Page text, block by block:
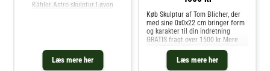
Læs mere her
Kähler Astro skulptur Løven
Læs mere her
Køb Skulptur af Tom Blicher, der
med sine 0x0x22 cm bringer form
og karakter til din indretning
GRATIS fragt over 1500 kr Mere
end 1500 unikke værker i butikken,
tæt på Vejle